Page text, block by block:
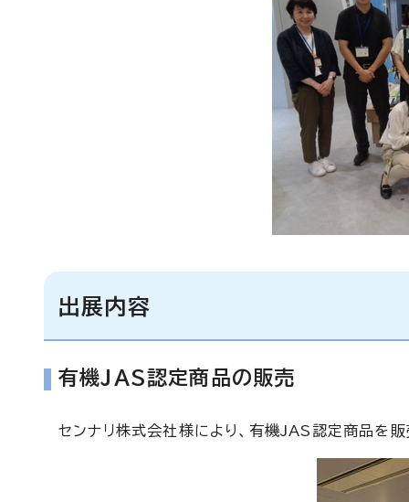
出展内容
有機JAS認定商品の販売
センナリ株式会社様により、有機JAS認定商品を販